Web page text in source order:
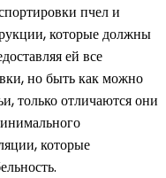
пчел и
которые должны
ей все
но быть как можно
только отличаются они
которые